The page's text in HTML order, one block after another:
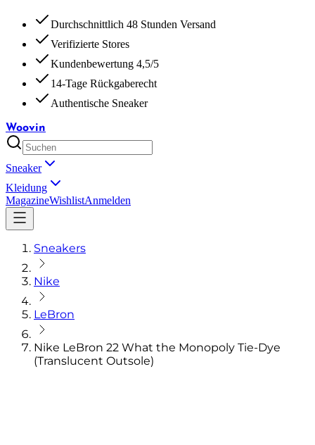
Durchschnittlich 48 Stunden Versand
Verifizierte Stores
Kundenbewertung 4,5/5
14-Tage Rückgaberecht
Authentische Sneaker
Woovin
Sneaker
Kleidung
MagazineWishlistAnmelden
Sneakers
Nike
LeBron
Nike LeBron 22 What the Monopoly Tie-Dye
(Translucent Outsole)